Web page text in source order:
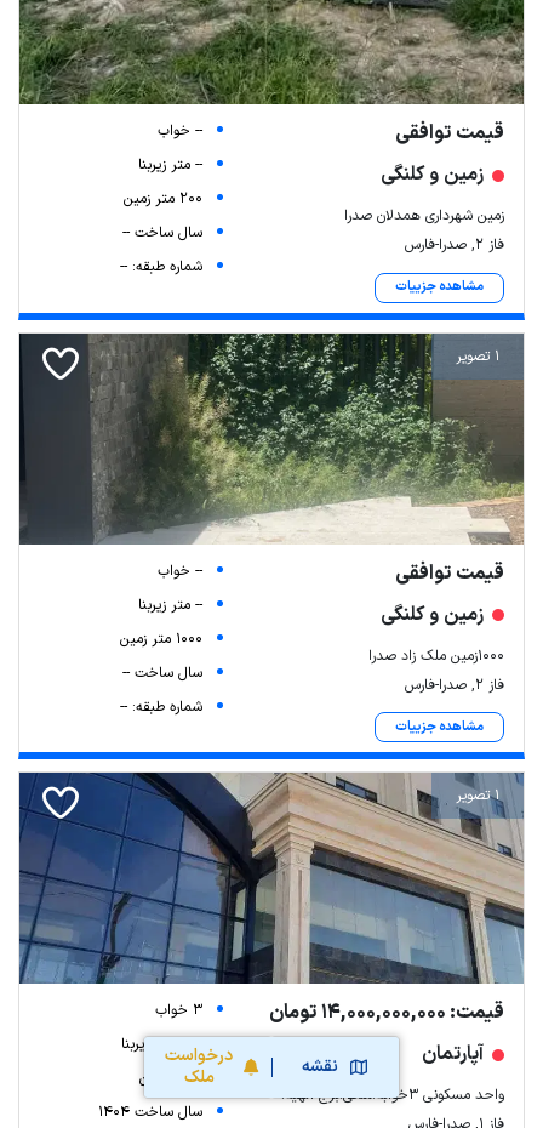
نقشه
درخواست
ملک
قیمت توافقی
زمین و کلنگی
زمین شهرداری همدلان صدرا
فاز ۲, صدرا-فارس
مشاهده جزییات
-- خواب
-- متر زیربنا
200 متر زمین
سال ساخت --
شماره طبقه: --
1 تصویر
قیمت توافقی
زمین و کلنگی
۱۰۰۰زمین ملک زاد صدرا
فاز ۲, صدرا-فارس
مشاهده جزییات
-- خواب
-- متر زیربنا
1000 متر زمین
سال ساخت --
شماره طبقه: --
1 تصویر
قیمت: 14,000,000,000 تومان
آپارتمان
واحد مسکونی 3خوابه.ملکی.برج الهیه.
3 خواب
143 متر زیربنا
-- متر زمین
سال ساخت 1404